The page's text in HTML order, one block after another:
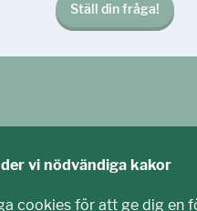
Ställ din fråga!
vi nödvändiga kakor
cookies för att ge dig en